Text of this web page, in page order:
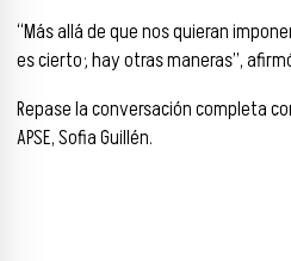
“Más allá de que nos quieran
es cierto; hay otras maneras”,
Repase la conversación completa
APSE, Sofia Guillén.